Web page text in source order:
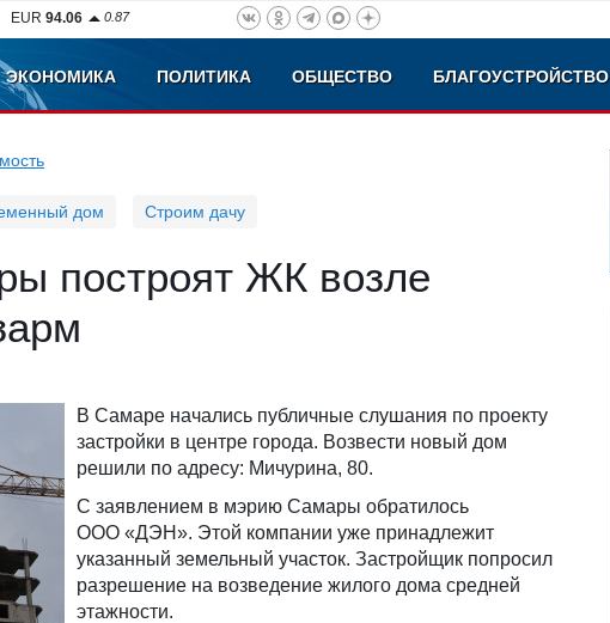
EUR 94.06 0.87
ЭКОНОМИКА ПОЛИТИКА ОБЩЕСТВО БЛАГОУСТРОЙСТВО
дом Строим дачу
построят ЖК возле
В Самаре начались публичные слушания по проекту
застройки в центре города. Возвести новый дом
решили по адресу: Мичурина, 80.
С заявлением в мэрию Самары обратилось
ООО «ДЭН». Этой компании уже принадлежит
указанный земельный участок. Застройщик попросил
разрешение на возведение жилого дома средней
этажности.